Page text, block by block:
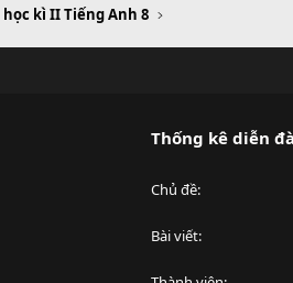
kì II Tiếng Anh 8
Thống kê diễn
Chủ đề
Bài viết